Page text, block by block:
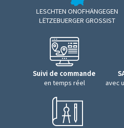
LESCHTEN ONOFHÄNGEGEN
LËTZEBUERGER GROSSIST
Suivi de commande
en temps réel
avec